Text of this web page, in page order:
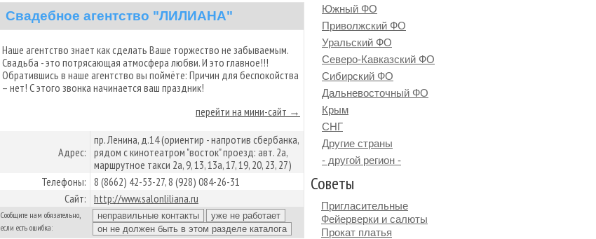
Свадебное агентство "ЛИЛИАНА"
Наше агентство знает как сделать Ваше торжество не забываемым.
Свадьба - это потрясающая атмосфера любви. И это главное!!!
Обратившись в наше агентство вы поймёте: Причин для беспокойства
– нет! С этого звонка начинается ваш праздник!
перейти на мини-сайт →
Адрес:
пр. Ленина, д.14 (ориентир - напротив сбербанка,
рядом с кинотеатром "восток" проезд: авт. 2а,
маршрутное такси 2а, 9, 13, 13а, 17, 19, 20, 23, 27)
Телефоны: 8 (8662) 42-53-27, 8 (928) 084-26-31
Сайт: http://www.salonliliana.ru
Сообщите нам обязательно,
если есть ошибка:
Южный ФО
Приволжский ФО
Уральский ФО
Северо-Кавказский ФО
Сибирский ФО
Дальневосточный ФО
Крым
СНГ
Другие страны
- другой регион -
Советы
Пригласительные
Фейерверки и салюты
Прокат платья